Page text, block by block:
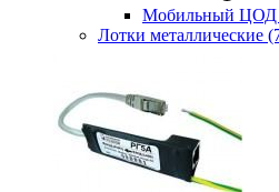
Мобильный ЦОД
Лотки металлические